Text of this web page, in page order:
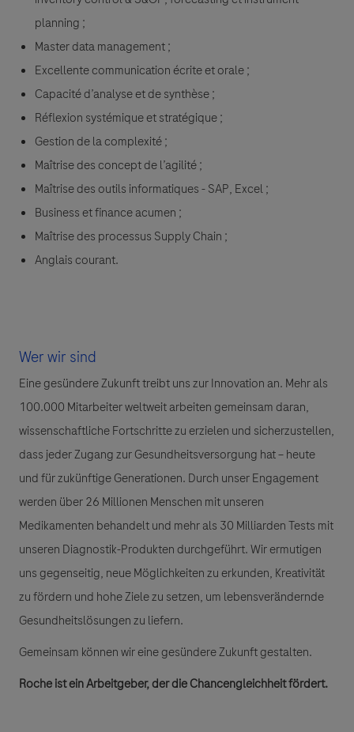
planning ;
Master data management ;
Excellente communication écrite et orale ;
Capacité d’analyse et de synthèse ;
Réflexion systémique et stratégique ;
Gestion de la complexité ;
Maîtrise des concept de l’agilité ;
Maîtrise des outils informatiques - SAP, Excel ;
Business et finance acumen ;
Maîtrise des processus Supply Chain ;
Anglais courant.
Wer wir sind
Eine gesündere Zukunft treibt uns zur Innovation an. Mehr als
100.000 Mitarbeiter weltweit arbeiten gemeinsam daran,
wissenschaftliche Fortschritte zu erzielen und sicherzustellen,
dass jeder Zugang zur Gesundheitsversorgung hat – heute
und für zukünftige Generationen. Durch unser Engagement
werden über 26 Millionen Menschen mit unseren
Medikamenten behandelt und mehr als 30 Milliarden Tests mit
unseren Diagnostik-Produkten durchgeführt. Wir ermutigen
uns gegenseitig, neue Möglichkeiten zu erkunden, Kreativität
zu fördern und hohe Ziele zu setzen, um lebensverändernde
Gesundheitslösungen zu liefern.
Gemeinsam können wir eine gesündere Zukunft gestalten.
Roche ist ein Arbeitgeber, der die Chancengleichheit fördert.